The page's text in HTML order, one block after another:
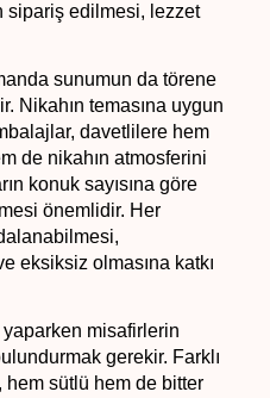
sipariş edilmesi, lezzet
sunumun da törene
Nikahın temasına uygun
davetlilere hem
de nikahın atmosferini
konuk sayısına göre
önemlidir. Her
eksiksiz olmasına katkı
misafirlerin
gerekir. Farklı
hem sütlü hem de bitter